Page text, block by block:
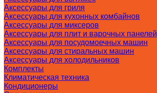
Аксессуары для гриля
Аксессуары для кухонных комбайнов
Аксессуары для миксеров
Аксессуары для плит и варочных панелей
Аксессуары для посудомоечных машин
Аксессуары для стиральных машин
Аксессуары для холодильников
Комплекты
Климатическая техника
Кондиционеры